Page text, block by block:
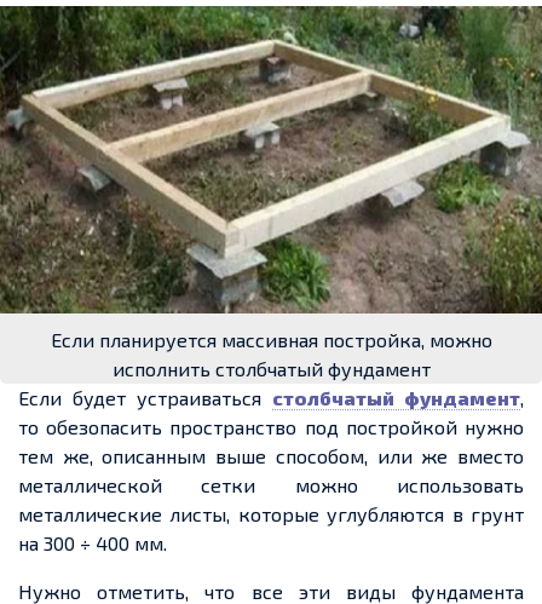
Если планируется массивная постройка, можно
исполнить столбчатый фундамент
Если будет устраиваться столбчатый фундамент,
то обезопасить пространство под постройкой нужно
тем же, описанным выше способом, или же вместо
металлической сетки можно использовать
металлические листы, которые углубляются в грунт
на 300 ÷ 400 мм.
Нужно отметить, что все эти виды фундамента